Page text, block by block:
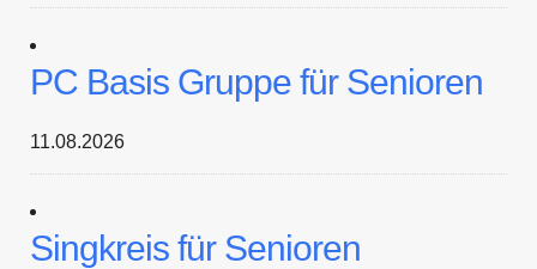
PC Basis Gruppe für Senioren
11.08.2026
Singkreis für Senioren